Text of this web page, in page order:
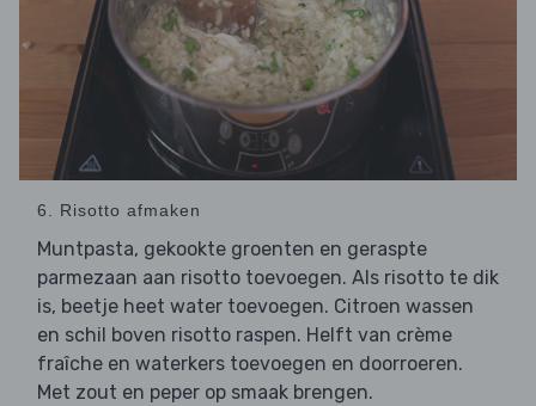
6. Risotto afmaken
Muntpasta, gekookte groenten en geraspte
parmezaan aan risotto toevoegen. Als risotto te dik
is, beetje heet water toevoegen. Citroen wassen
en schil boven risotto raspen. Helft van crème
fraîche en waterkers toevoegen en doorroeren.
Met zout en peper op smaak brengen.